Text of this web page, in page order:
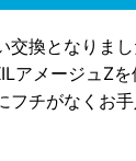
換となりまし
アメージュZ
フチがなくお